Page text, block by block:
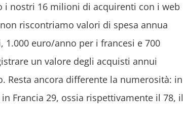
i nostri 16 milioni di acquirenti con i web
riscontriamo valori di spesa annua
euro/anno per i francesi e 700
un valore degli acquisti annui
Resta ancora differente la numerosità: in
Francia 29, ossia rispettivamente il 78, il